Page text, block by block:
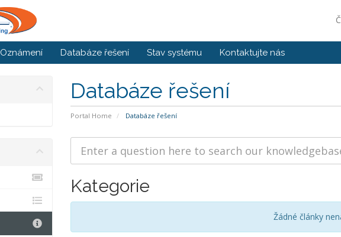
Oznámení Databáze řešení Stav systému Kontaktujte nás
Databáze řešení
Portal Home Databáze řešení
Kategorie
Žádné články